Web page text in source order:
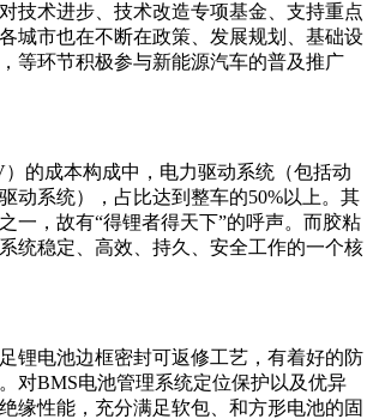
技术进步、技术改造专项基金、支持重点
城市也在不断在政策、发展规划、基础设
等环节积极参与新能源汽车的普及推广
的成本构成中，电力驱动系统（包括动
动系统），占比达到整车的50%以上。其
一，故有“得锂者得天下”的呼声。而胶粘
统稳定、高效、持久、安全工作的一个核
锂电池边框密封可返修工艺，有着好的防
对BMS电池管理系统定位保护以及优异
缘性能，充分满足软包、和方形电池的固